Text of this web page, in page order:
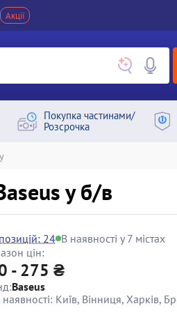
Акції
Покупка частинами/
Розсрочка
y б/в
24 В наявності у 7 містах
цін:
- 275 ₴
Baseus
наявності: Київ, Вінниця, Харків,